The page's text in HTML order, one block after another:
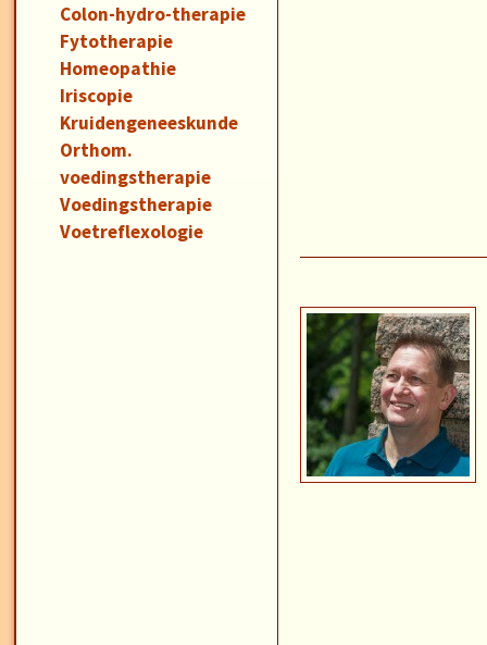
Colon-hydro-therapie
Fytotherapie
Homeopathie
Iriscopie
Kruidengeneeskunde
Orthom.
voedingstherapie
Voedingstherapie
Voetreflexologie